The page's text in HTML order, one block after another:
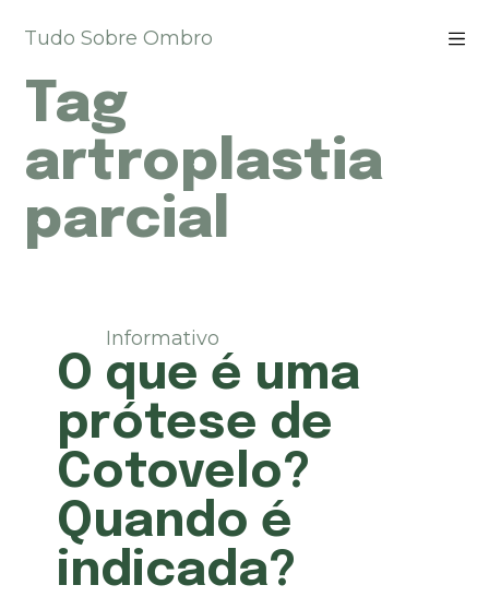
u
a
a
a
Tudo Sobre Ombro
Tag
artroplastia
parcial
Informativo
O que é uma
prótese de
Cotovelo?
Quando é
indicada?